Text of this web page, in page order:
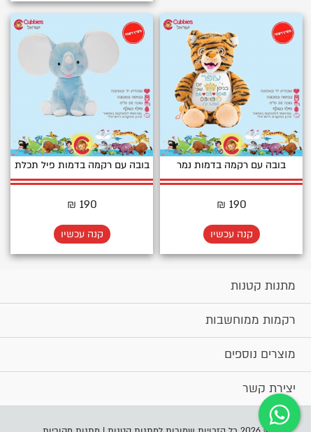
בובה עם רקמה בדמות נמר
190 ₪
קנה עכשיו
בובה עם רקמה בדמות פיל תכלת
190 ₪
קנה עכשיו
מתנות קטנות
רקמות ממוחשבות
מוצרים נוספים
יצירת קשר